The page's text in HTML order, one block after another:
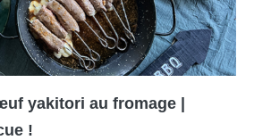
yakitori au fromage |
!